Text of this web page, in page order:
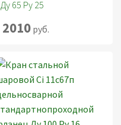
Ду 65 Ру 25
2010 руб.